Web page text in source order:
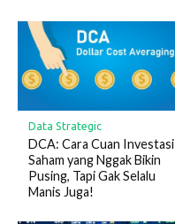
Data Strategic
DCA: Cara Cuan Investasi
Saham yang Nggak Bikin
Pusing, Tapi Gak Selalu
Manis Juga!